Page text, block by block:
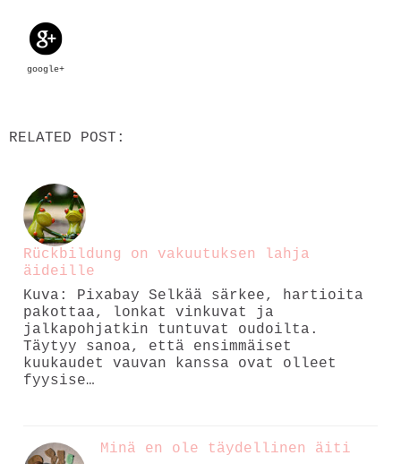
google+
RELATED POST:
Rückbildung on vakuutuksen lahja
äideille
Kuva: Pixabay Selkää särkee, hartioita
pakottaa, lonkat vinkuvat ja
jalkapohjatkin tuntuvat oudoilta.
Täytyy sanoa, että ensimmäiset
kuukaudet vauvan kanssa ovat olleet
fyysise…
Minä en ole täydellinen äiti